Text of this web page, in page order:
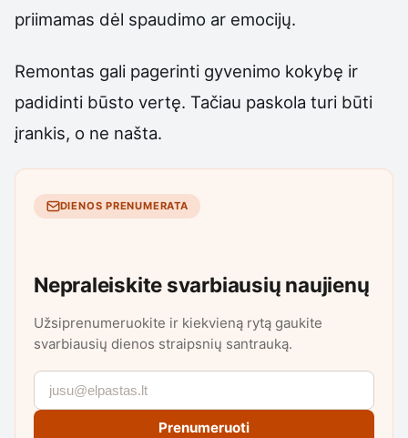
priimamas dėl spaudimo ar emocijų.
Remontas gali pagerinti gyvenimo kokybę ir
padidinti būsto vertę. Tačiau paskola turi būti
įrankis, o ne našta.
DIENOS PRENUMERATA
Nepraleiskite svarbiausių naujienų
Užsiprenumeruokite ir kiekvieną rytą gaukite
svarbiausių dienos straipsnių santrauką.
Prenumeruoti